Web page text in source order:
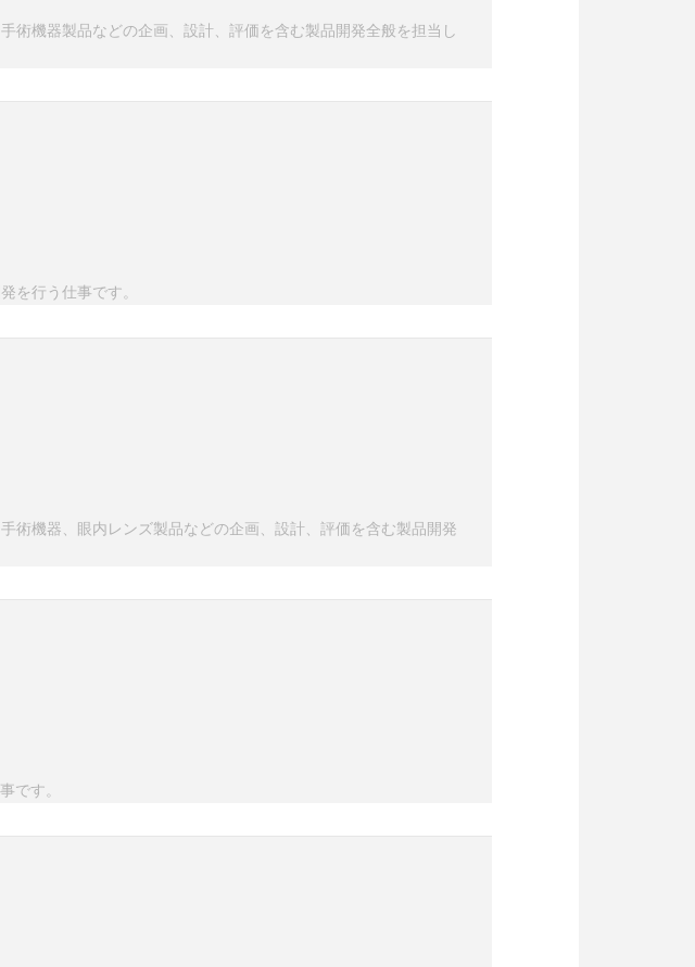
術機器製品などの企画、設計、評価を含む製品開発全般を担当し
を行う仕事です。
術機器、眼内レンズ製品などの企画、設計、評価を含む製品開発
です。